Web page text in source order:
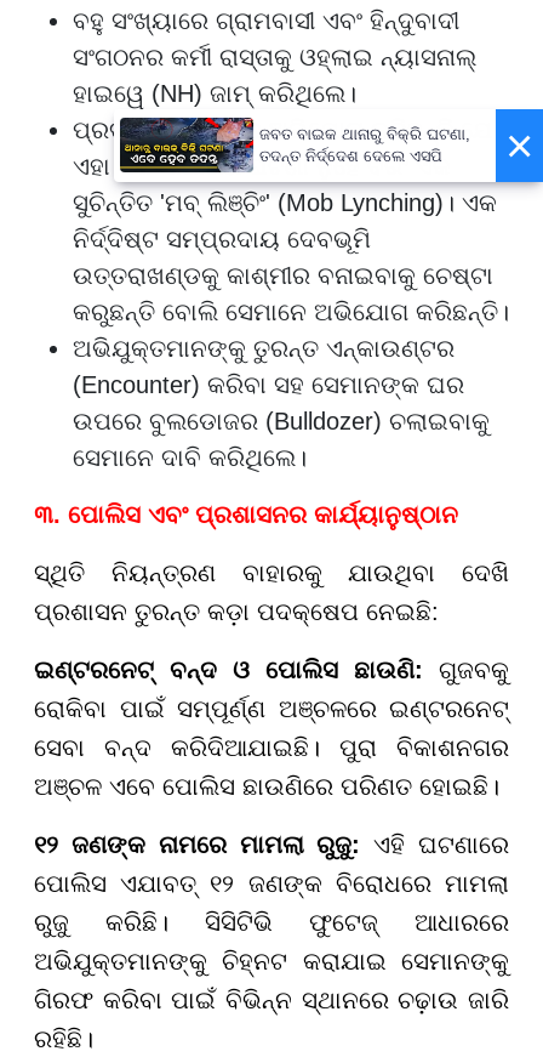
ବହୁ ସଂଖ୍ୟାରେ ଗ୍ରାମବାସୀ ଏବଂ ହିନ୍ଦୁବାଦୀ
ସଂଗଠନର କର୍ମୀ ରାସ୍ତାକୁ ଓହ୍ଲାଇ ନ୍ୟାସନାଲ୍
ହାଇୱେ (NH) ଜାମ୍ କରିଥିଲେ।
ପ୍ରଦର୍ଶନକାରୀମାନେ ଅଭିଯୋଗ କରିଛନ୍ତି ଯେ
ଏହା ଏକ ସାଧାରଣ ଘଟଣା ନୁହେଁ ବରଂ ଏକ
ସୁଚିନ୍ତିତ 'ମବ୍ ଲିଞ୍ଚିଂ' (Mob Lynching)। ଏକ
ନିର୍ଦ୍ଦିଷ୍ଟ ସମ୍ପ୍ରଦାୟ ଦେବଭୂମି
ଉତ୍ତରାଖଣ୍ଡକୁ କାଶ୍ମୀର ବନାଇବାକୁ ଚେଷ୍ଟା
କରୁଛନ୍ତି ବୋଲି ସେମାନେ ଅଭିଯୋଗ କରିଛନ୍ତି।
ଅଭିଯୁକ୍ତମାନଙ୍କୁ ତୁରନ୍ତ ଏନ୍କାଉଣ୍ଟର
(Encounter) କରିବା ସହ ସେମାନଙ୍କ ଘର
ଉପରେ ବୁଲଡୋଜର (Bulldozer) ଚଲାଇବାକୁ
ସେମାନେ ଦାବି କରିଥିଲେ।
୩. ପୋଲିସ ଏବଂ ପ୍ରଶାସନର କାର୍ଯ୍ୟାନୁଷ୍ଠାନ
ସ୍ଥିତି ନିୟନ୍ତ୍ରଣ ବାହାରକୁ ଯାଉଥିବା ଦେଖି
ପ୍ରଶାସନ ତୁରନ୍ତ କଡ଼ା ପଦକ୍ଷେପ ନେଇଛି:
ଇଣ୍ଟରନେଟ୍ ବନ୍ଦ ଓ ପୋଲିସ ଛାଉଣି: ଗୁଜବକୁ
ରୋକିବା ପାଇଁ ସମ୍ପୂର୍ଣ୍ଣ ଅଞ୍ଚଳରେ ଇଣ୍ଟରନେଟ୍
ସେବା ବନ୍ଦ କରିଦିଆଯାଇଛି। ପୁରା ବିକାଶନଗର
ଅଞ୍ଚଳ ଏବେ ପୋଲିସ ଛାଉଣିରେ ପରିଣତ ହୋଇଛି।
୧୨ ଜଣଙ୍କ ନାମରେ ମାମଲା ରୁଜୁ:ଏହି ଘଟଣାରେ
ପୋଲିସ ଏଯାବତ୍ ୧୨ ଜଣଙ୍କ ବିରୋଧରେ ମାମଲା
ରୁଜୁ କରିଛି। ସିସିଟିଭି ଫୁଟେଜ୍ ଆଧାରରେ
ଅଭିଯୁକ୍ତମାନଙ୍କୁ ଚିହ୍ନଟ କରାଯାଇ ସେମାନଙ୍କୁ
ଗିରଫ କରିବା ପାଇଁ ବିଭିନ୍ନ ସ୍ଥାନରେ ଚଢ଼ାଉ ଜାରି
ରହିଛି।
×
ଜବତ ବାଇକ ଥାନାରୁ ବିକ୍ରି ଘଟଣା,
ତଦନ୍ତ ନିର୍ଦ୍ଦେଶ ଦେଲେ ଏସପି